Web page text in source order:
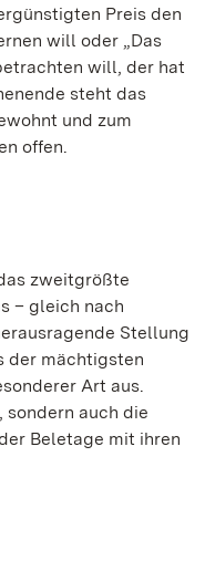
Preis den
will oder „Das
will, der hat
steht das
und zum
offen.
zweitgrößte
– gleich nach
Stellung
der mächtigsten
Art aus.
sondern auch die
Beletage mit ihren